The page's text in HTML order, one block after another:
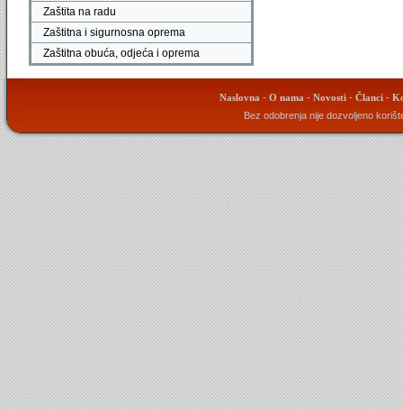
Zaštita na radu
Zaštitna i sigurnosna oprema
Zaštitna obuća, odjeća i oprema
Naslovna -O nama -Novosti -Članci -
Bez odobrenja nije dozvoljeno